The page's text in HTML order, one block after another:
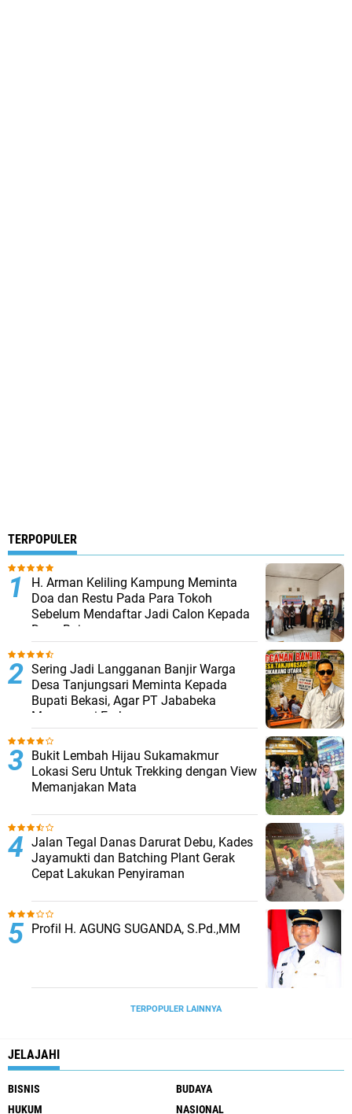
TERPOPULER
H. Arman Keliling Kampung Meminta
Doa dan Restu Pada Para Tokoh
Sebelum Mendaftar Jadi Calon Kepada
Desa Bojongmangu
Sering Jadi Langganan Banjir Warga
Desa Tanjungsari Meminta Kepada
Bupati Bekasi, Agar PT Jababeka
Mempunyai Embung
Bukit Lembah Hijau Sukamakmur
Lokasi Seru Untuk Trekking dengan View
Memanjakan Mata
Jalan Tegal Danas Darurat Debu, Kades
Jayamukti dan Batching Plant Gerak
Cepat Lakukan Penyiraman ‎
Profil H. AGUNG SUGANDA, S.Pd.,MM
TERPOPULER LAINNYA
JELAJAHI
BISNIS
BUDAYA
HUKUM
NASIONAL